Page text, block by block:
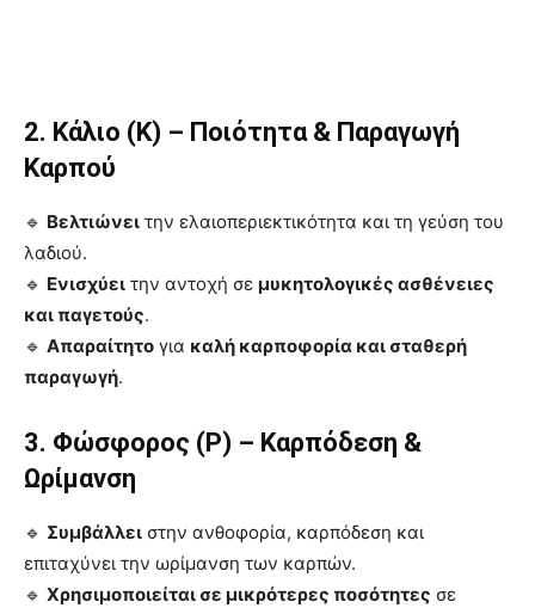
2. Κάλιο (K) – Ποιότητα & Παραγωγή
Καρπού
🔹 Βελτιώνει την ελαιοπεριεκτικότητα και τη γεύση του
λαδιού.
🔹 Ενισχύει την αντοχή σε μυκητολογικές ασθένειες
και παγετούς.
🔹 Απαραίτητο για καλή καρποφορία και σταθερή
παραγωγή.
3. Φώσφορος (P) – Καρπόδεση &
Ωρίμανση
🔹 Συμβάλλει στην ανθοφορία, καρπόδεση και
επιταχύνει την ωρίμανση των καρπών.
🔹 Χρησιμοποιείται σε μικρότερες ποσότητες σε